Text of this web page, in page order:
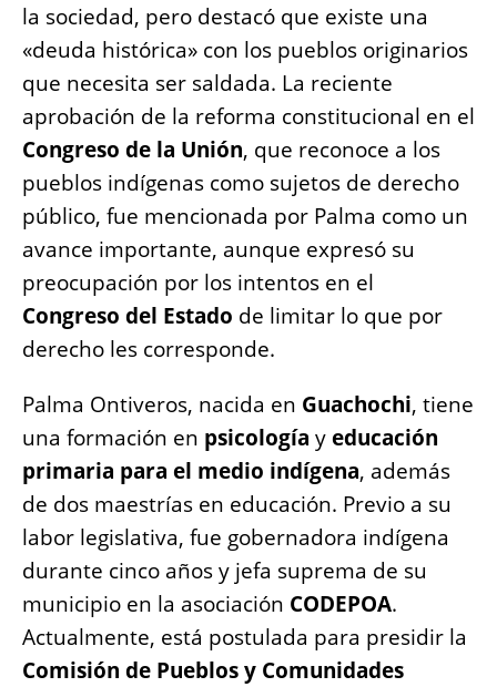
la sociedad, pero destacó que existe una
«deuda histórica» con los pueblos originarios
que necesita ser saldada. La reciente
aprobación de la reforma constitucional en el
Congreso de la Unión, que reconoce a los
pueblos indígenas como sujetos de derecho
público, fue mencionada por Palma como un
avance importante, aunque expresó su
preocupación por los intentos en el
Congreso del Estado de limitar lo que por
derecho les corresponde.
Palma Ontiveros, nacida en Guachochi, tiene
una formación en psicología yeducación
primaria para el medio indígena, además
de dos maestrías en educación. Previo a su
labor legislativa, fue gobernadora indígena
durante cinco años y jefa suprema de su
municipio en la asociación CODEPOA.
Actualmente, está postulada para presidir la
Comisión de Pueblos y Comunidades